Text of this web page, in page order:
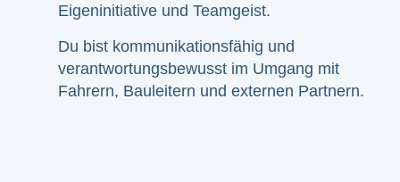
Eigeninitiative und Teamgeist.
Du bist kommunikationsfähig und
verantwortungsbewusst im Umgang mit
Fahrern, Bauleitern und externen Partnern.